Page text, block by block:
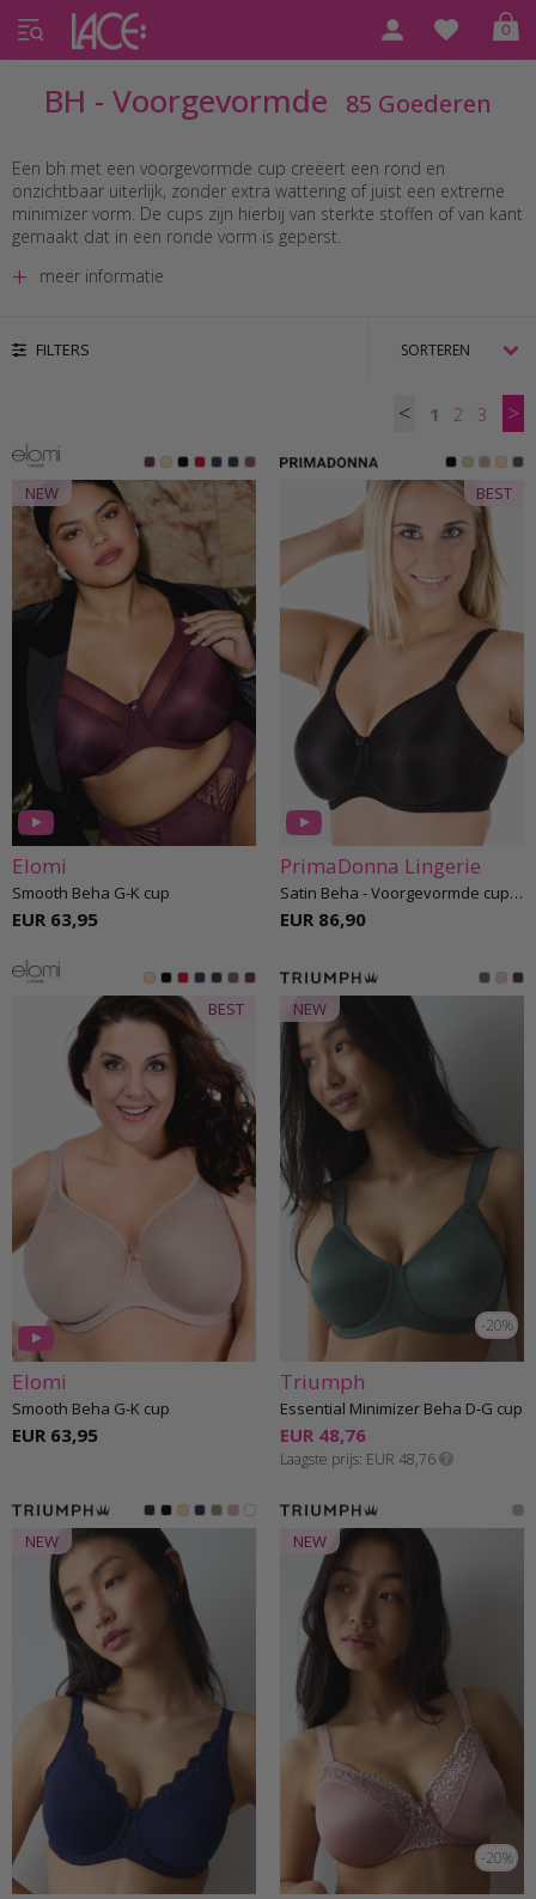
0
Home BH - Voorgevormde
BH - Voorgevormde 85 Goederen
Een bh met een voorgevormde cup creëert een rond en
onzichtbaar uiterlijk, zonder extra wattering of juist een extreme
minimizer vorm. De cups zijn hierbij van sterkte stoffen of van kant
gemaakt dat in een ronde vorm is geperst.
meer informatie
FILTERS
< 1 2 3 >
NEW
Elomi
Smooth Beha G-K cup
EUR 63,95
BEST
PrimaDonna Lingerie
Satin Beha - Voorgevormde cups D-H cup
EUR 86,90
BEST
Elomi
Smooth Beha G-K cup
EUR 63,95
-20%
NEW
Triumph
Essential Minimizer Beha D-G cup
EUR 48,76
Laagste prijs EUR 48,76
NEW
-20%
NEW